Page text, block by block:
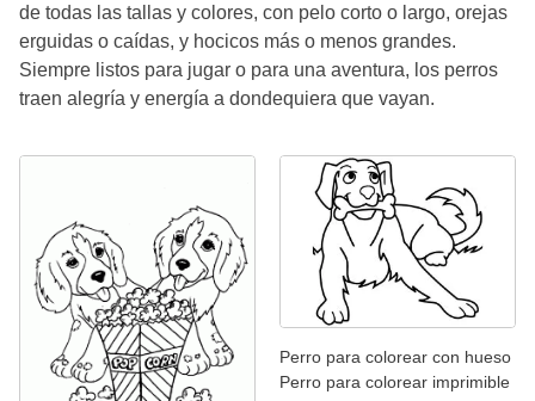
de todas las tallas y colores, con pelo corto o largo, orejas
erguidas o caídas, y hocicos más o menos grandes.
Siempre listos para jugar o para una aventura, los perros
traen alegría y energía a dondequiera que vayan.
Perro para colorear con hueso
Perro para colorear imprimible